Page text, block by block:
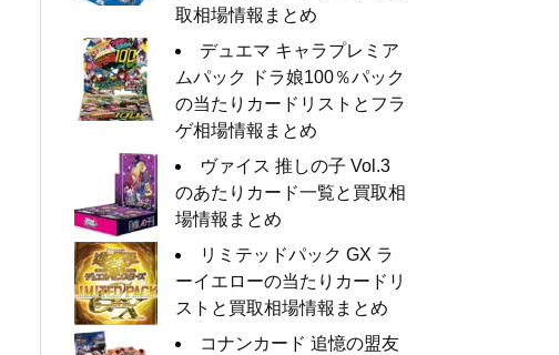
取相場情報まとめ
デュエマ キャラプレミア
ムパック ドラ娘100％パック
の当たりカードリストとフラ
ゲ相場情報まとめ
ヴァイス 推しの子 Vol.3
のあたりカード一覧と買取相
場情報まとめ
リミテッドパック GX ラ
ーイエローの当たりカードリ
ストと買取相場情報まとめ
コナンカード 追憶の盟友